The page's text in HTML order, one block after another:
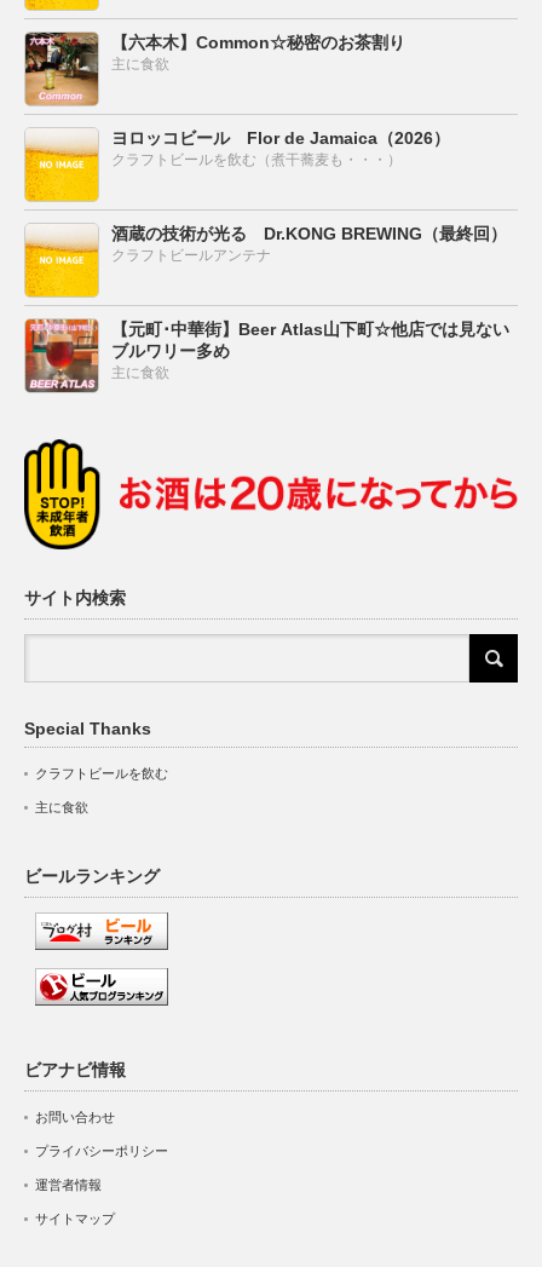
【六本木】Common☆秘密のお茶割り
主に食欲
ヨロッコビール Flor de Jamaica（2026）
クラフトビールを飲む（煮干蕎麦も・・・）
酒蔵の技術が光る Dr.KONG BREWING（最終回）
クラフトビールアンテナ
【元町･中華街】Beer Atlas山下町☆他店では見ない
ブルワリー多め
主に食欲
サイト内検索
Special Thanks
クラフトビールを飲む
主に食欲
ビールランキング
ビアナビ情報
お問い合わせ
プライバシーポリシー
運営者情報
サイトマップ